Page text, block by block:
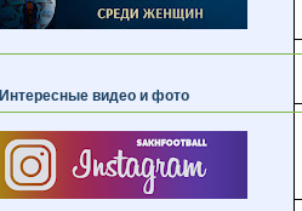
Интересные видео и фото